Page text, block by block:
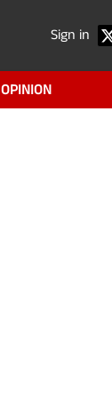
Sign in
OPINION